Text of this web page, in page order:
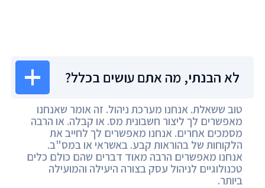
לא הבנתי, מה אתם עושים בכלל?
טוב ששאלת. אנחנו מערכת ניהול. זה אומר שאנחנו
מאפשרים לך ליצור חשבונית מס. או קבלה. או הרבה
מסמכים אחרים. אנחנו מאפשרים לך לחייב את
הלקוחות של בהוראות קבע. באשראי או במס"ב.
אנחנו מאפשרים הרבה מאוד דברים שהם כולם כלים
טכנולוגיים לניהול עסק בצורה היעילה והמועילה
ביותר.